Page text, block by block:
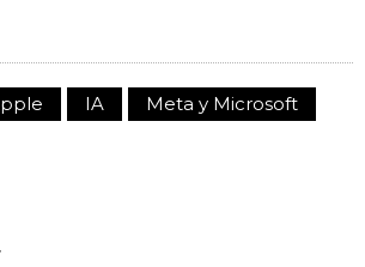
IA
Meta y Microsoft